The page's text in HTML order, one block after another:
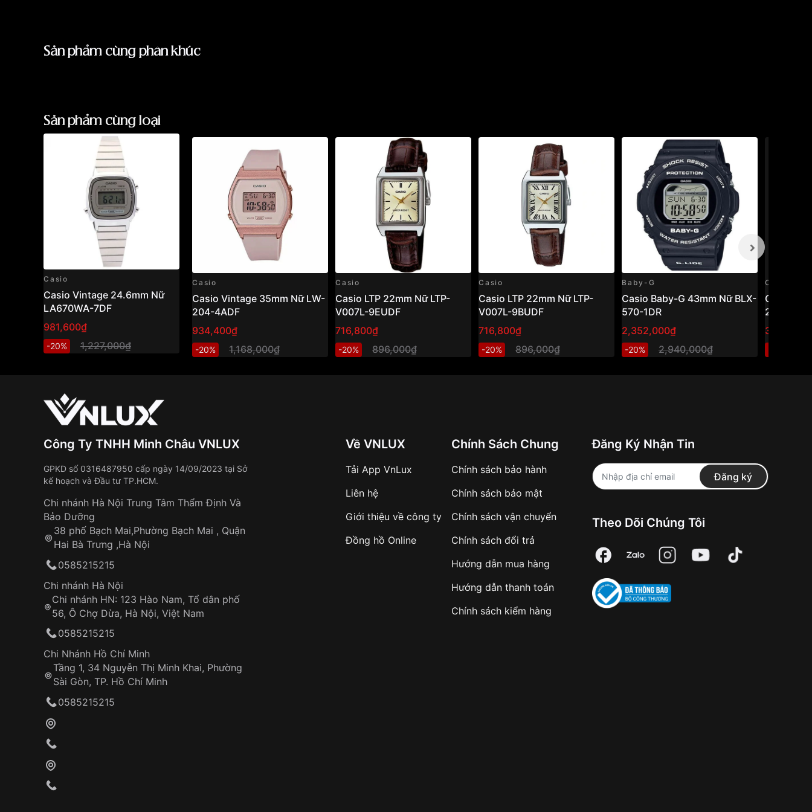
Sản phẩm cùng phân khúc
Sản phẩm cùng loại
Casio
Casio Vintage 24.6mm Nữ
LA670WA-7DF
981,600₫
-20% 1,227,000₫
Casio
Casio Vintage 35mm Nữ LW-
204-4ADF
934,400₫
-20% 1,168,000₫
Casio
Casio LTP 22mm Nữ LTP-
V007L-9EUDF
716,800₫
-20% 896,000₫
Casio
Casio LTP 22mm Nữ LTP-
V007L-9BUDF
716,800₫
-20% 896,000₫
Baby-G
Casio Baby-G 43mm Nữ BLX-
570-1DR
2,352,000₫
-20% 2,940,000₫
Casio
Casio
24-7ELDF
384,000₫
Công Ty TNHH Minh Châu VNLUX
GPKD số 0316487950 cấp ngày 14/09/2023 tại Sở
kế hoạch và Đầu tư TP.HCM.
Chi nhánh Hà Nội Trung Tâm Thẩm Định Và
Bảo Dưỡng
38 phố Bạch Mai,Phường Bạch Mai , Quận
Hai Bà Trưng ,Hà Nội
0585215215
Chi nhánh Hà Nội
Chi nhánh HN: 123 Hào Nam, Tổ dân phố
56, Ô Chợ Dừa, Hà Nội, Việt Nam
0585215215
Chi Nhánh Hồ Chí Minh
Tầng 1, 34 Nguyễn Thị Minh Khai, Phường
Sài Gòn, TP. Hồ Chí Minh
0585215215
Về VNLUX
Tải App VnLux
Liên hệ
Giới thiệu về công ty
Đồng hồ Online
Chính Sách Chung
Chính sách bảo hành
Chính sách bảo mật
Chính sách vận chuyển
Chính sách đổi trả
Hướng dẫn mua hàng
Hướng dẫn thanh toán
Chính sách kiểm hàng
Đăng Ký Nhận Tin
Đăng ký
Theo Dõi Chúng Tôi